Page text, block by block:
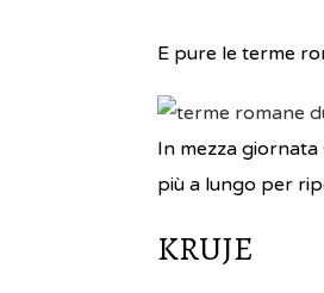
E pure le terme
In mezza
più a lungo per
KRUJE